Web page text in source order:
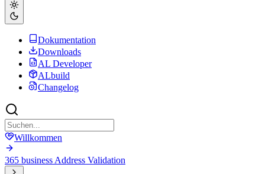
Dokumentation
Downloads
AL Developer
ALbuild
Changelog
Willkommen
365 business Address Validation